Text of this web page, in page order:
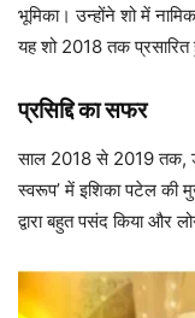
भूमिका। उन्होंने शो में
यह शो 2018 तक
प्रसिद्दि का सफर
साल 2018 से 2019 तक,
स्वरूप’ में इशिका पटेल की
द्वारा बहुत पसंद किया और